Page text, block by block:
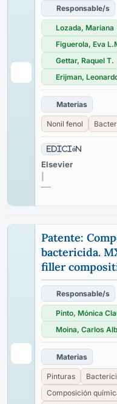
Responsable/s
Lozada, Mariana
Figuerola, Eva
Gettar, Raquel T.
Erijman,
Materias
Nonil fenol
Edición
Elsevier
Patente:
bactericida.
filler
Responsable/s
Pinto, Mónica
Moina, Carlos
Materias
Pinturas
Composición